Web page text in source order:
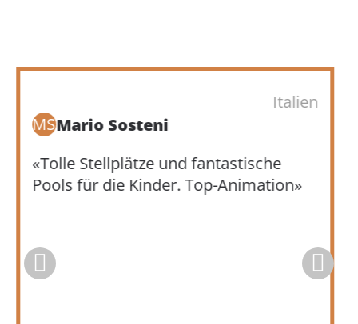
Italien
ADAnna D’Agostini
«Wir wohnten in einem schönen
Mobilheim für Menschen mit
Probleme wegen des Hundes, weder
im Dorf noch am Strand.»